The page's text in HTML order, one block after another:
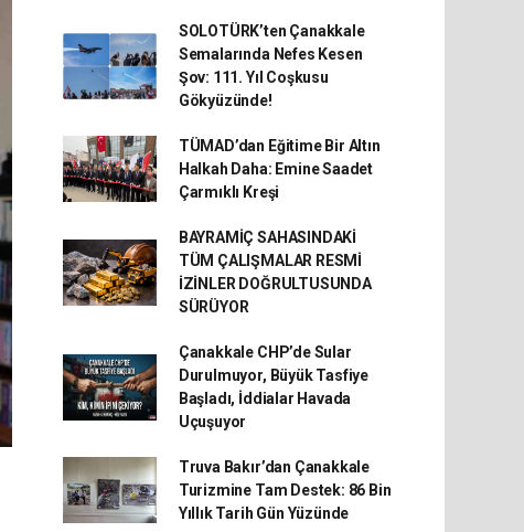
SOLOTÜRK’ten Çanakkale
Semalarında Nefes Kesen
Şov: 111. Yıl Coşkusu
Gökyüzünde!
TÜMAD’dan Eğitime Bir Altın
Halkah Daha: Emine Saadet
Çarmıklı Kreşi
BAYRAMİÇ SAHASINDAKİ
TÜM ÇALIŞMALAR RESMİ
İZİNLER DOĞRULTUSUNDA
SÜRÜYOR
Çanakkale CHP’de Sular
Durulmuyor, Büyük Tasfiye
Başladı, İddialar Havada
Uçuşuyor
Truva Bakır’dan Çanakkale
Turizmine Tam Destek: 86 Bin
Yıllık Tarih Gün Yüzünde